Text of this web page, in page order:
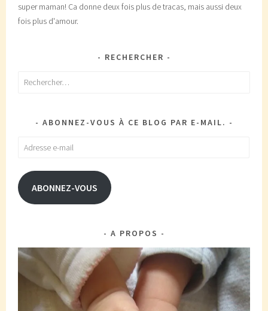
super maman! Ca donne deux fois plus de tracas, mais aussi deux
fois plus d'amour.
RECHERCHER
Rechercher :
ABONNEZ-VOUS À CE BLOG PAR E-MAIL.
Adresse
mail
ABONNEZ-VOUS
A PROPOS